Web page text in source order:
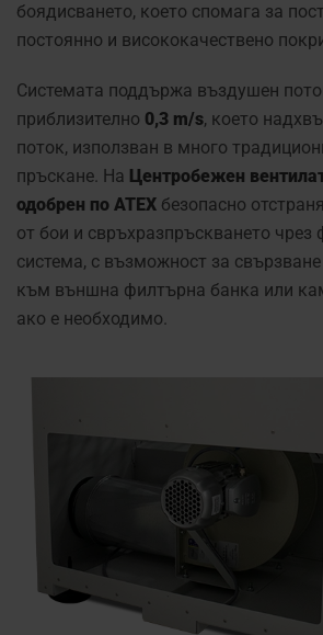
боядисването, което спомага за
постоянно и висококачествено
Системата поддържа въздушен
приблизително 0,3 m/s, което
поток, използван в много
пръскане. На Центробежен
одобрен по ATEX безопасно
от бои и свръхразпръскването
система, с възможност за
към външна филтърна банка или
ако е необходимо.